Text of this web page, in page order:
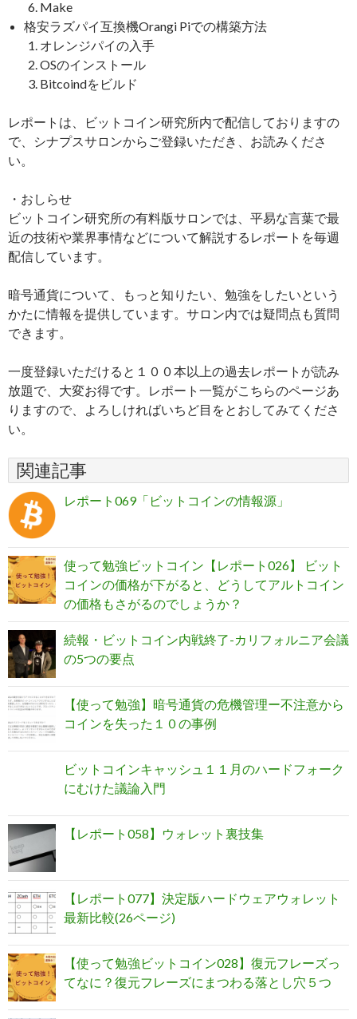
Make
格安ラズパイ互換機Orangi Piでの構築方法
オレンジパイの入手
OSのインストール
Bitcoindをビルド
レポートは、ビットコイン研究所内で配信しておりますの
で、シナプスサロンからご登録いただき、お読みくださ
い。
・おしらせ
ビットコイン研究所の有料版サロンでは、平易な言葉で最
近の技術や業界事情などについて解説するレポートを毎週
配信しています。
暗号通貨について、もっと知りたい、勉強をしたいという
かたに情報を提供しています。サロン内では疑問点も質問
できます。
一度登録いただけると１００本以上の過去レポートが読み
放題で、大変お得です。レポート一覧がこちらのページあ
りますので、よろしければいちど目をとおしてみてくださ
い。
関連記事
レポート069「ビットコインの情報源」
使って勉強ビットコイン【レポート026】 ビット
コインの価格が下がると、どうしてアルトコイン
の価格もさがるのでしょうか？
続報・ビットコイン内戦終了-カリフォルニア会議
の5つの要点
【使って勉強】暗号通貨の危機管理ー不注意から
コインを失った１０の事例
ビットコインキャッシュ１１月のハードフォーク
にむけた議論入門
【レポート058】ウォレット裏技集
【レポート077】決定版ハードウェアウォレット
最新比較(26ページ)
【使って勉強ビットコイン028】復元フレーズっ
てなに？復元フレーズにまつわる落とし穴５つ